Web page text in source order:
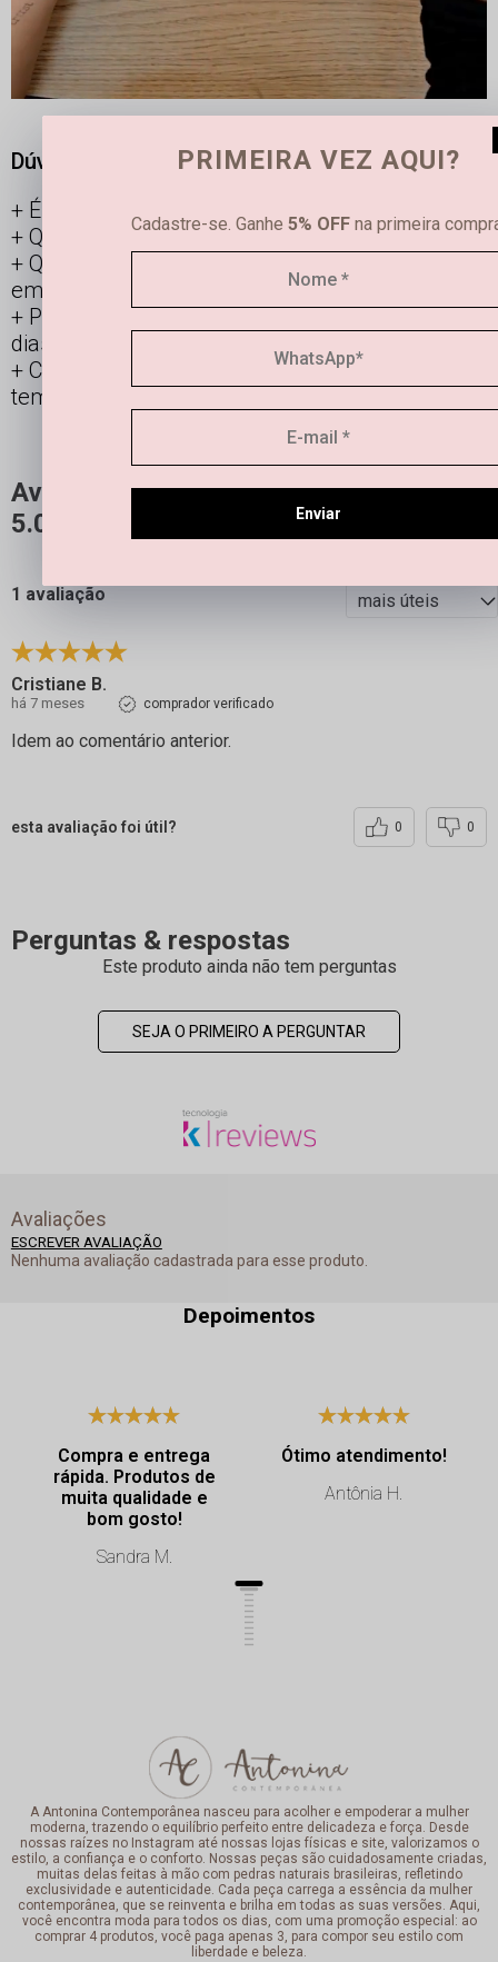
Dúvidas frequentes
É possível limpar joias femininas em casa?
Qual é a diferença entre semijoias e bijuterias?
Qual a durabilidade de uma semi joia banhada
em ouro e prata?
Posso usar os acessórios banhados todos os
dias?
Como manter minha joia linda por mais
tempo?
Avaliações
5.0
1 avaliação
Cristiane B.
há 7 meses comprador verificado
Idem ao comentário anterior.
esta avaliação foi útil? 0 0
Perguntas & respostas
Este produto ainda não tem perguntas
SEJA O PRIMEIRO A PERGUNTAR
Avaliações
ESCREVER AVALIAÇÃO
Nenhuma avaliação cadastrada para esse produto.
Depoimentos
Compra e entrega
rápida. Produtos de
muita qualidade e
bom gosto!
Sandra M.
Ótimo atendimento!
Antônia H.
A Antonina Contemporânea nasceu para acolher e empoderar a mulher
moderna, trazendo o equilíbrio perfeito entre delicadeza e força. Desde
nossas raízes no Instagram até nossas lojas físicas e site, valorizamos o
estilo, a confiança e o conforto. Nossas peças são cuidadosamente criadas,
muitas delas feitas à mão com pedras naturais brasileiras, refletindo
exclusividade e autenticidade. Cada peça carrega a essência da mulher
contemporânea, que se reinventa e brilha em todas as suas versões. Aqui,
você encontra moda para todos os dias, com uma promoção especial: ao
comprar 4 produtos, você paga apenas 3, para compor seu estilo com
liberdade e beleza.
PRIMEIRA VEZ AQUI?
Cadastre-se. Ganhe 5% OFF na primeira
Enviar